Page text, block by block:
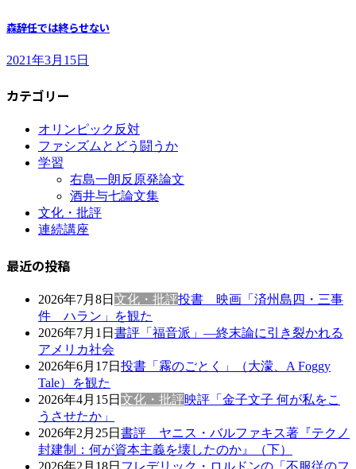
森辞任では終らせない
2021年3月15日
カテゴリー
オリンピック反対
ファシズムとどう闘うか
学習
右島一朗反原発論文
酒井与七論文集
文化・批評
連続講座
最近の投稿
2026年7月8日 文化・批評投書 映画「済州島四・三事
件 ハラン」を観た
2026年7月1日 書評「福音派」―終末論に引き裂かれる
アメリカ社会
2026年6月17日 投書「霧のごとく」（大濛、A Foggy
Tale）を観た
2026年4月15日 文化・批評映評「金子文子 何が私をこ
うさせたか」
2026年2月25日 書評 ヤニス・バルファキス著『テクノ
封建制：何が資本主義を壊したのか』（下）
2026年2月18日 フレデリック・ロルドンの「不服従のフ